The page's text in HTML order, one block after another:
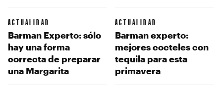
ACTUALIDAD
Barman Experto: sólo
hay una forma
correcta de preparar
una Margarita
ACTUALIDAD
Barman experto:
mejores cocteles con
tequila para esta
primavera